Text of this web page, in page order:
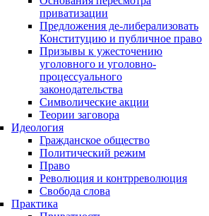
приватизации
Предложения де-либерализовать
Конституцию и публичное право
Призывы к ужесточению
уголовного и уголовно-
процессуального
законодательства
Символические акции
Теории заговора
Идеология
Гражданское общество
Политический режим
Право
Революция и контрреволюция
Свобода слова
Практика